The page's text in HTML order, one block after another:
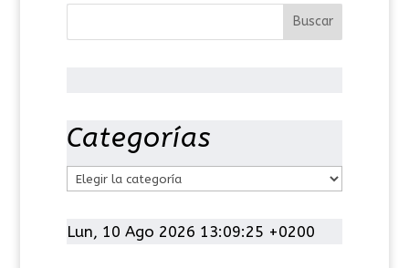
Categorías
tLun, 10 Ago 2026 13:09:26 +0200